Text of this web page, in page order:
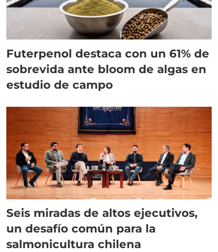
Futerpenol destaca con un 61% de
sobrevida ante bloom de algas en
estudio de campo
Seis miradas de altos ejecutivos,
un desafío común para la
salmonicultura chilena